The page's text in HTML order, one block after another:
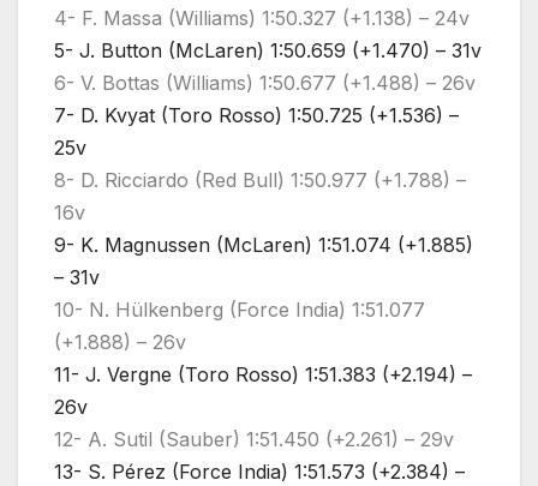
4- F. Massa (Williams) 1:50.327 (+1.138) – 24v
5- J. Button (McLaren) 1:50.659 (+1.470) – 31v
6- V. Bottas (Williams) 1:50.677 (+1.488) – 26v
7- D. Kvyat (Toro Rosso) 1:50.725 (+1.536) –
25v
8- D. Ricciardo (Red Bull) 1:50.977 (+1.788) –
16v
9- K. Magnussen (McLaren) 1:51.074 (+1.885)
– 31v
10- N. Hülkenberg (Force India) 1:51.077
(+1.888) – 26v
11- J. Vergne (Toro Rosso) 1:51.383 (+2.194) –
26v
12- A. Sutil (Sauber) 1:51.450 (+2.261) – 29v
13- S. Pérez (Force India) 1:51.573 (+2.384) –